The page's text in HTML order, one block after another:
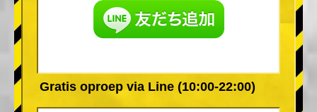
Gratis oproep via Line (10:00-22:00)